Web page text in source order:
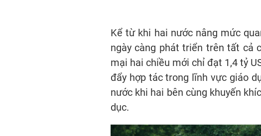
Kể từ khi hai nước nâng mức
ngày càng phát triển trên tất cả
mại hai chiều mới chỉ đạt 1,4 tỷ
đẩy hợp tác trong lĩnh vực giáo
nước khi hai bên cùng khuyến
dục.